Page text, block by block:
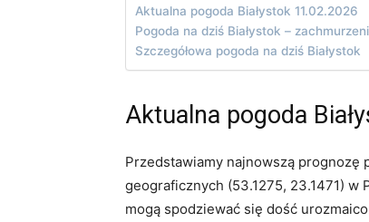
Aktualna pogoda Białystok 11.02.2026
Pogoda na dziś Białystok –
Szczegółowa pogoda na dziś Białystok
Aktualna pogoda
Przedstawiamy najnowszą prognozę
geograficznych (53.1275, 23.1471) w
mogą spodziewać się dość